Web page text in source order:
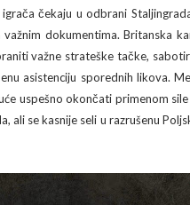
čekaju u odbrani
dokumentima. Britanska
važne strateške tačke,
asistenciju sporednih likova.
uspešno okončati primenom
ali se kasnije seli u razrušenu